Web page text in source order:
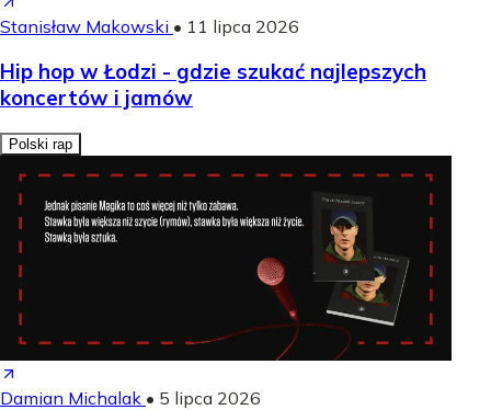
Stanisław Makowski • 11 lipca 2026
Hip hop w Łodzi - gdzie szukać najlepszych
koncertów i jamów
Polski rap
Damian Michalak • 5 lipca 2026